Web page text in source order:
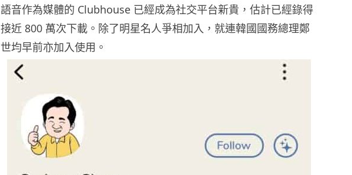
語音作為媒體的 Clubhouse 已經成為社交平台新貴，估計已經錄得
接近 800 萬次下載。除了明星名人爭相加入，就連韓國國務總理鄭
世均早前亦加入使用。